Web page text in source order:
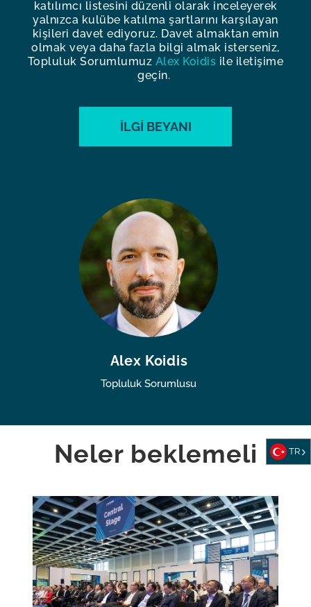
katılımcı listesini düzenli olarak inceleyerek
yalnızca kulübe katılma şartlarını karşılayan
kişileri davet ediyoruz. Davet almaktan emin
olmak veya daha fazla bilgi almak isterseniz,
Topluluk Sorumlumuz Alex Koidis ile iletişime
geçin.
İLGI BEYANI
Alex Koidis
Topluluk Sorumlusu
Neler beklemeli TR